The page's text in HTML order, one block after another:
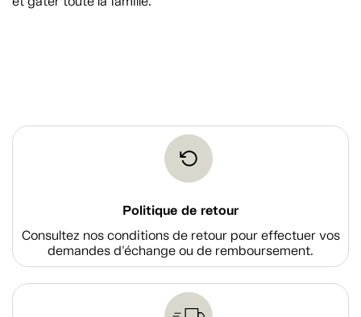
Politique de retour
Consultez nos conditions de retour pour effectuer vos
demandes d'échange ou de remboursement.